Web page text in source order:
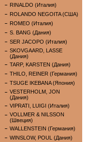
RINALDO (Италия)
ROLANDO NEGOITA (США)
ROMEO (Италия)
S. BANG (Дания)
SER JACOPO (Италия)
SKOVGAARD, LASSE
(Дания)
TARP, KARSTEN (Дания)
THILO, REINER (Германия)
TSUGE IKEBANA (Япония)
VESTERHOLM, JON
(Дания)
VIPRATI, LUIGI (Италия)
VOLLMER & NILSSON
(Швеция)
WALLENSTEIN (Германия)
WINSLOW, POUL (Дания)